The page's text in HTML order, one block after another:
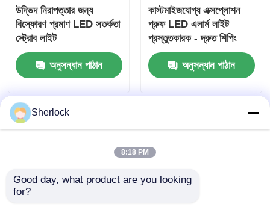
উদ্ভিদ নিরাপত্তার জন্য
বিস্ফোরণ প্রমাণ LED সতর্কতা
স্ট্রোব লাইট
অনুসন্ধান পাঠান
কাস্টমাইজযোগ্য এক্সপ্লোশন
প্রুফ LED এলার্ম লাইট
প্রস্তুতকারক - দ্রুত শিপিং
অনুসন্ধান পাঠান
Sherlock
8:18 PM
Good day, what product are you looking
for?